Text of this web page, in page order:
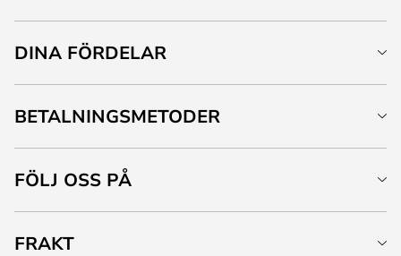
DINA FÖRDELAR
BETALNINGSMETODER
FÖLJ OSS PÅ
FRAKT